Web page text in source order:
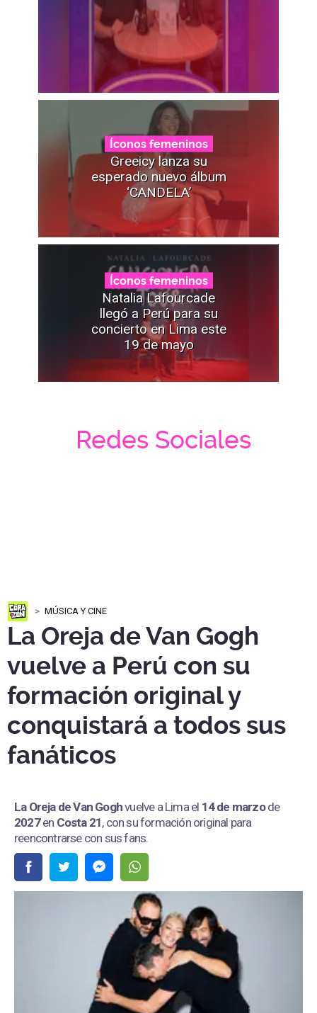
Íconos femeninos
Greeicy lanza su
esperado nuevo álbum
‘CANDELA’
Íconos femeninos
Natalia Lafourcade
llegó a Perú para su
concierto en Lima este
19 de mayo
Redes Sociales
MÚSICA Y CINE
La Oreja de Van Gogh
vuelve a Perú con su
formación original y
conquistará a todos sus
fanáticos
La Oreja de Van Goghvuelve a Lima el 14 de marzode
2027en Costa 21, con su formación original para
reencontrarse con sus fans.